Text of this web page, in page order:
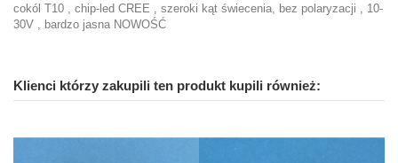
cokól T10 , chip-led CREE , szeroki kąt świecenia, bez polaryzacji , 10-
30V , bardzo jasna NOWOŚĆ
Klienci którzy zakupili ten produkt kupili również: